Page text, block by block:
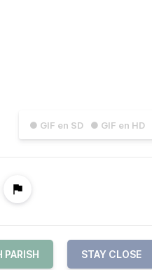
● GIF en SD ● GIF en HD
PARISH STAY CLOSE